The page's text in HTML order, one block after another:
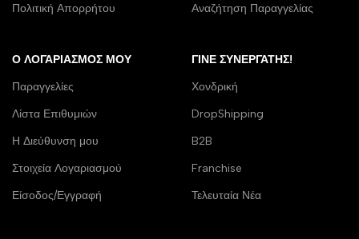
Πολιτική Απορρήτου
Αναζήτηση Παραγγελίας
Ο ΛΟΓΑΡΙΑΣΜΌΣ ΜΟΥ
Παραγγελίες
Λίστα Επιθυμιών
Η Διεύθυνση μου
Στοιχεία Λογαριασμού
Είσοδος/Εγγραφή
ΓΊΝΕ ΣΥΝΕΡΓΆΤΗΣ!
Χονδρική
DropShipping
B2B
Franchise
Τελευταία Νέα